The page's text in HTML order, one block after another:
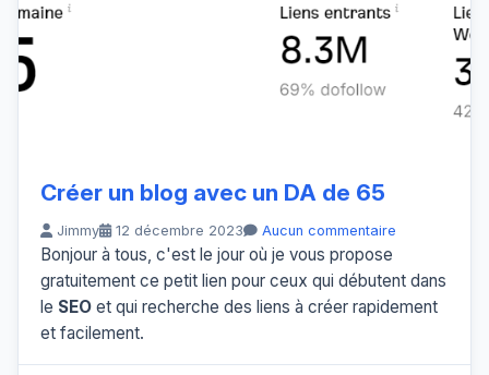
Créer un blog avec un DA de 65
Jimmy 12 décembre 2023 Aucun commentaire
Bonjour à tous, c'est le jour où je vous propose
gratuitement ce petit lien pour ceux qui débutent dans
le SEO et qui recherche des liens à créer rapidement
et facilement.